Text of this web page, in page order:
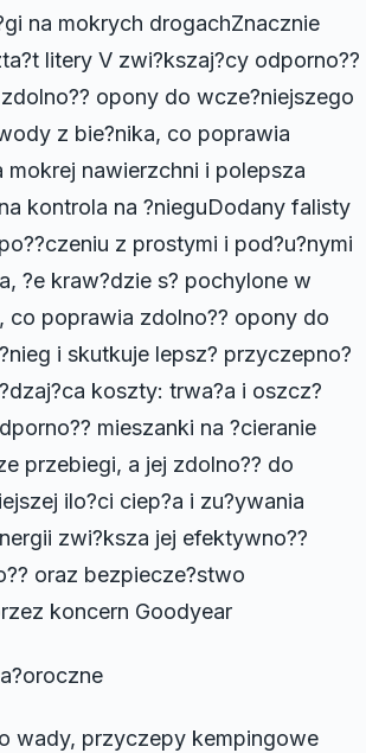
na mokrych drogachZnacznie
litery V zwi?kszaj?cy odporno??
opony do wcze?niejszego
z bie?nika, co poprawia
mokrej nawierzchni i polepsza
kontrola na ?nieguDodany falisty
z prostymi i pod?u?nymi
?e kraw?dzie s? pochylone w
co poprawia zdolno?? opony do
i skutkuje lepsz? przyczepno?
koszty: trwa?a i oszcz?
mieszanki na ?cieranie
przebiegi, a jej zdolno?? do
ilo?ci ciep?a i zu?ywania
zwi?ksza jej efektywno??
oraz bezpiecze?stwo
koncern Goodyear
wady, przyczepy kempingowe